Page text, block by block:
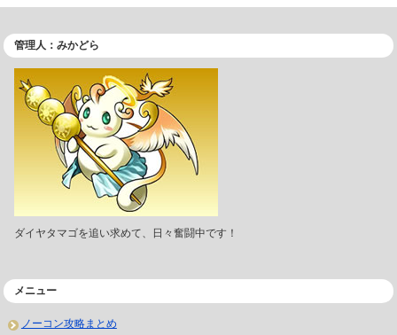
管理人：みかどら
ダイヤタマゴを追い求めて、日々奮闘中です！
メニュー
ノーコン攻略まとめ